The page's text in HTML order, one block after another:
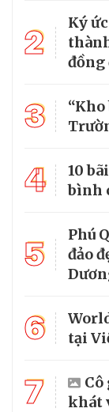
2
Ký
đồng
3
4
10
bình
5
Phú
đảo
6
tại
7
Cô
khát